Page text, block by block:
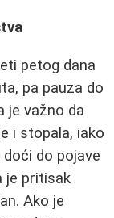
petog dana
pa pauza do
je važno da
i stopala, iako
do pojave
je pritisak
Ako je